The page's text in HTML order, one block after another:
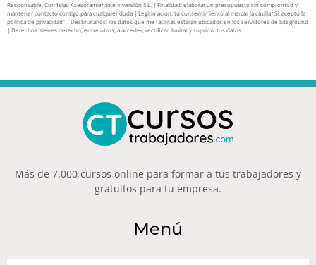
Responsable: Confislab Asesoramiento e Inversión S.L. | Finalidad: elaborar un presupuesto sin compromiso y
mantener contacto contigo para cualquier duda | Legitimación: tu consentimiento al marcar la casilla “Sí, acepto la
política de privacidad” | Destinatarios: los datos que me facilitas estarán ubicados en los servidores de Siteground
| Derechos: tienes derecho, entre otros, a acceder, rectificar, limitar y suprimir tus datos.
Más de 7.000 cursos online para formar a tus trabajadores y
gratuitos para tu empresa.
Menú